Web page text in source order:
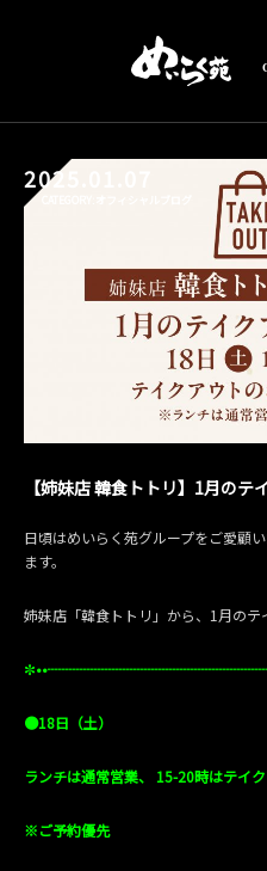
2025.01.07
【姉妹店 韓食トトリ】1月のテ
日頃はめいらく苑グループをご愛顧
ます。
姉妹店「韓食トトリ」から、1月のテ
✼
●18日（土）
ランチは通常営業、 15-20時はテイ
※ご予約優先